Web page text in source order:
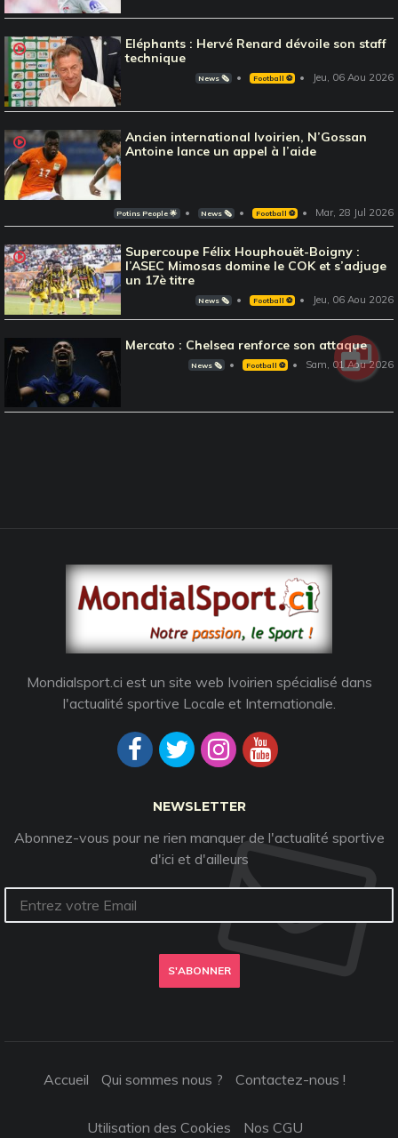
Eléphants : Hervé Renard dévoile son staff
technique
News 🗞️ Football ⚽️ Jeu, 06 Aou 2026
Ancien international Ivoirien, N’Gossan
Antoine lance un appel à l’aide
Potins People 🌟 News 🗞️ Football ⚽️ Mar, 28 Jul 2026
Supercoupe Félix Houphouët-Boigny :
l’ASEC Mimosas domine le COK et s’adjuge
un 17è titre
News 🗞️ Football ⚽️ Jeu, 06 Aou 2026
Mercato : Chelsea renforce son attaque
News 🗞️ Football ⚽️ Sam, 01 Aou 2026
Mondialsport.ci est un site web Ivoirien spécialisé dans
l'actualité sportive Locale et Internationale.
NEWSLETTER
Abonnez-vous pour ne rien manquer de l'actualité sportive
d'ici et d'ailleurs
S'ABONNER
Accueil Qui sommes nous ? Contactez-nous !
Utilisation des Cookies Nos CGU